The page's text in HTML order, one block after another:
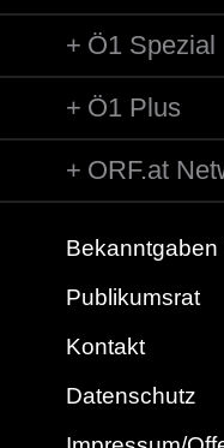
Ö1 Spezial
Ö1 Plus
ORF.at
Bekanntgaben
Publikumsrat
Kontakt
Datenschutz